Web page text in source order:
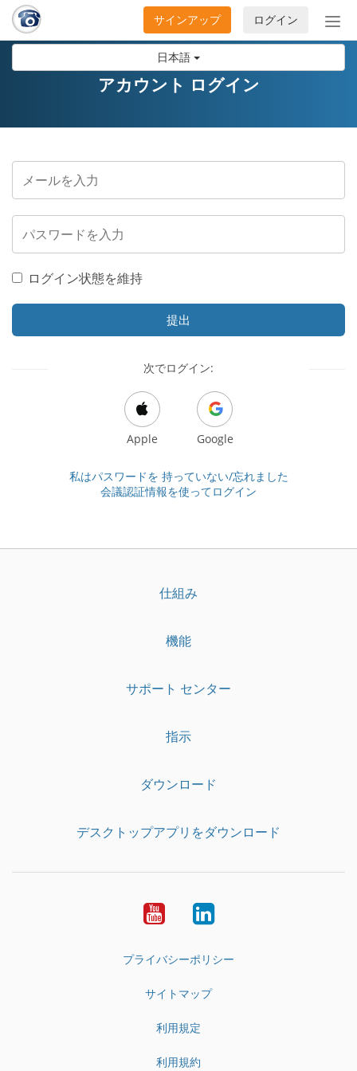
日本語
ナ
ビ
ログイン
サインアップ
アカウント ログイン
ログイン状態を維持
提出
次でログイン:
Apple Google
私はパスワードを 持っていない/忘れました
会議認証情報を使ってログイン
仕組み
機能
サポート センター
指示
ダウンロード
デスクトップアプリをダウンロード
YouTubeLinkedIn
プライバシーポリシー
サイトマップ
利用規定
利用規約